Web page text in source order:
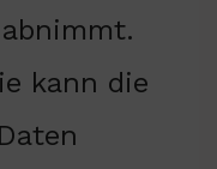
kann die